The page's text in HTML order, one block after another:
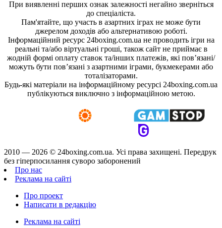
При виявленні перших ознак залежності негайно зверніться
до спеціаліста.
Пам'ятайте, що участь в азартних іграх не може бути
джерелом доходів або альтернативою роботі.
Інформаційний ресурс 24boxing.com.ua не проводить ігри на
реальні та/або віртуальні гроші, також сайт не приймає в
жодній формі оплату ставок та/інших платежів, які пов’язані/
можуть бути пов’язані з азартними іграми, букмекерами або
тоталізаторами.
Будь-які матеріали на інформаційному ресурсі 24boxing.com.ua
публікуються виключно з інформаційною метою.
2010 — 2026 © 24boxing.com.ua. Усi права захищенi. Передрук
без гіперпосилання суворо заборонений
Про нас
Реклама на сайті
Про проект
Написати в редакцію
Реклама на сайті